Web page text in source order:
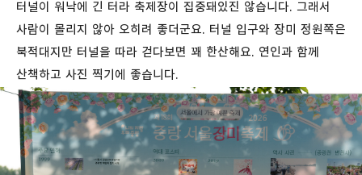
터널이 워낙에 긴 터라 축제장이 집중돼있진 않습니다. 그래서
사람이 몰리지 않아 오히려 좋더군요. 터널 입구와 장미 정원쪽은
북적대지만 터널을 따라 걷다보면 꽤 한산해요. 연인과 함께
산책하고 사진 찍기에 좋습니다.